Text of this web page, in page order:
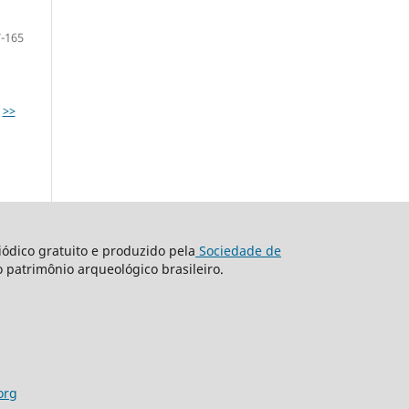
165
>>
gratuito e produzido pela Sociedade de
patrimônio arqueológico brasileiro.